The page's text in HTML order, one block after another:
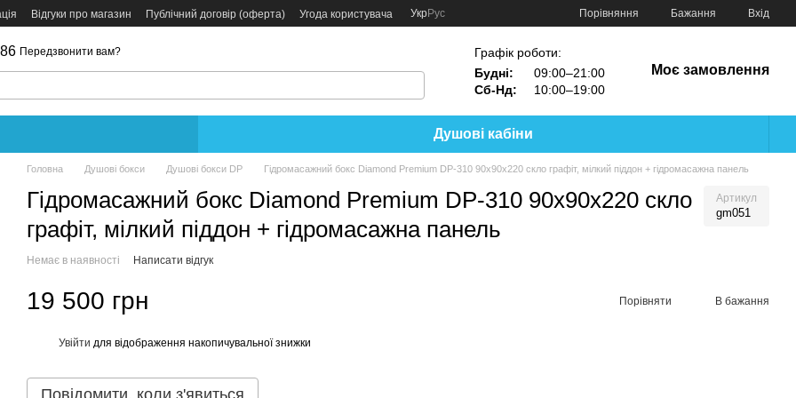
Відгуки про магазин Публічний договір (оферта) Угода користувача УкрРус Порівняння Бажання Вхід
Передзвонити вам?
Графік роботи:
Будні:
09:00–21:00
Сб-Нд:
10:00–19:00
Моє замовлення
Душові кабіни
Головна Душові бокси Душові бокси DP Гідромасажний бокс Diamond Premium DP-310 90x90x220 скло графіт, мілкий піддон + гідромасажна панель
Гідромасажний бокс Diamond Premium DP-310 90x90x220 скло
графіт, мілкий піддон + гідромасажна панель
Артикул
gm051
Немає в наявності Написати відгук
19 500 грн Порівняти В бажання
Увійти для відображення накопичувальної знижки
Повідомити, коли з'явиться